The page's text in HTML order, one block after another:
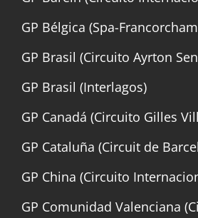
GP Bélgica (Spa-
GP Brasil (Circuito Ayrton
GP Brasil (Interlagos)
GP Canadá (Circuito Gilles
GP Cataluña (Circuit de
GP China (Circuito
GP Comunidad Valenciana